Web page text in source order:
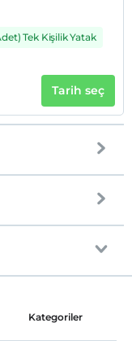
Tek Kişilik Yatak
Tarih seç
servisiKategoriler